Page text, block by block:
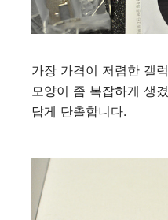
가장 가격이 저렴한 갤
모양이 좀 복잡하게 생
답게 단촐합니다.